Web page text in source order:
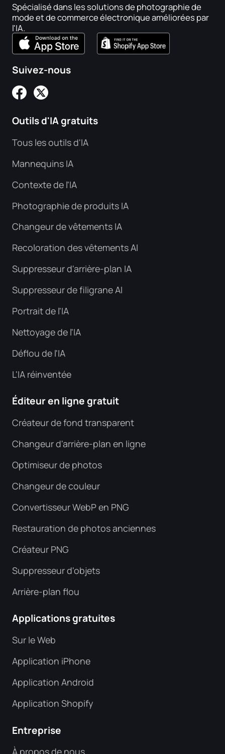
Spécialisé dans les solutions de photographie de
mode et de commerce électronique améliorées par
l'IA.
Suivez-nous
Outils d'IA gratuits
Tous les outils d'IA
Mannequins IA
Contexte de l'IA
Photographie de produits IA
Changeur de vêtements IA
Recoloration des vêtements AI
Suppresseur d'arrière-plan IA
Suppresseur de filigrane AI
Portrait de l'IA
Nettoyage de l'IA
Déflou de l'IA
L'IA réinventée
Éditeur en ligne gratuit
Créateur de fond transparent
Changeur d'arrière-plan en ligne
Optimiseur de photos
Changeur de couleur
Convertisseur WebP en PNG
Restauration de photos anciennes
Créateur PNG
Suppresseur d'objets
Arrière-plan flou
Applications gratuites
Sur le Web
Application iPhone
Application Android
Application Shopify
Entreprise